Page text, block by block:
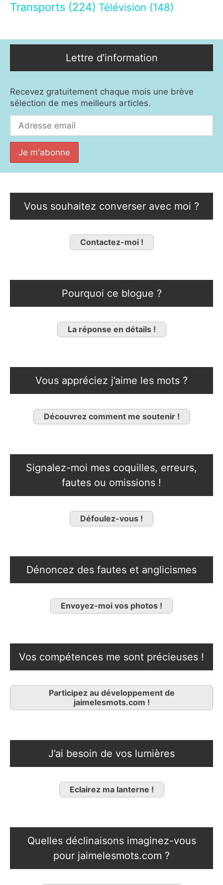
Transports (224) Télévision (148)
Lettre d’information
Recevez gratuitement chaque mois une brève
sélection de mes meilleurs articles.
Vous souhaitez converser avec moi ?
Contactez-moi !
Pourquoi ce blogue ?
La réponse en détails !
Vous appréciez j’aime les mots ?
Découvrez comment me soutenir !
Signalez-moi mes coquilles, erreurs,
fautes ou omissions !
Défoulez-vous !
Dénoncez des fautes et anglicismes
Envoyez-moi vos photos !
Vos compétences me sont précieuses !
Participez au développement de
jaimelesmots.com !
J’ai besoin de vos lumières
Eclairez ma lanterne !
Quelles déclinaisons imaginez-vous
pour jaimelesmots.com ?